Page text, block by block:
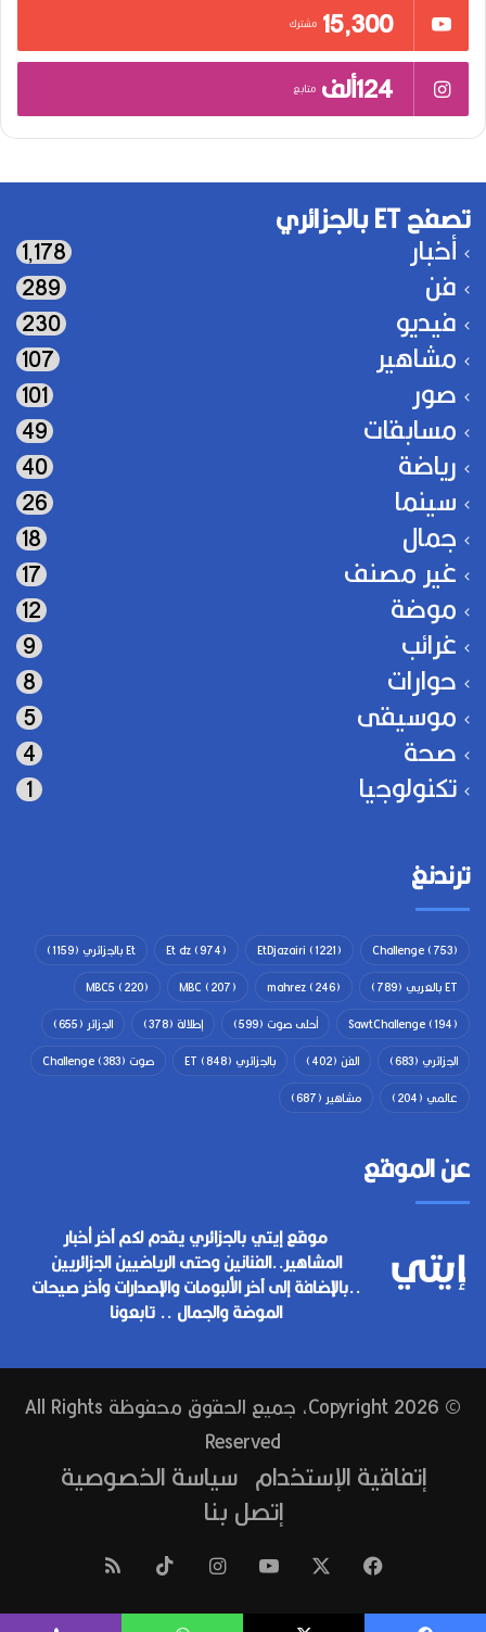
15٬300 مشترك
124ألف متابع
تصفح ET بالجزائري
أخبار 1٬178
فن 289
فيديو 230
مشاهير 107
صور 101
مسابقات 49
رياضة 40
سينما 26
جمال 18
غير مصنف 17
موضة 12
غرائب 9
حوارات 8
موسيقى 5
صحة 4
تكنولوجيا 1
ترندنغ
Challenge(753)
EtDjazairi (1221)
Et dz(974) Et بالجزائري
(1159)
ET بالعربي
(789)
mahrez(246)
MBC(207)
MBC5 (220)
SawtChallenge(194) أحلى صوت (599) إطلالة (378) الجزائر (655)
الجزائري (683) الفن (402) بالجزائري ET (848) صوت Challenge (383)
عالمي (204) مشاهير (687)
عن الموقع
موقع إيتي بالجزائري يقدم لكم آخر أخبار
المشاهير..الفنانين وحتى الرياضيين الجزائريين
..بالإضافة إلى آخر الألبومات والإصدارات وآخر صيحات
الموضة والجمال .. تابعونا
© Copyright 2026, جميع الحقوق محفوظة All Rights
Reserved
إتفاقية الإستخدام سياسة الخصوصية
إتصل بنا
فيسبوك ‫YouTube انستقرام ‫TikTok
الموقع